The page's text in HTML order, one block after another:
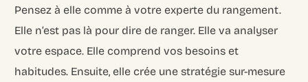
Pensez à elle comme à votre experte du rangement.
Elle n’est pas là pour dire de ranger. Elle va analyser
votre espace. Elle comprend vos besoins et
habitudes. Ensuite, elle crée une stratégie sur-mesure